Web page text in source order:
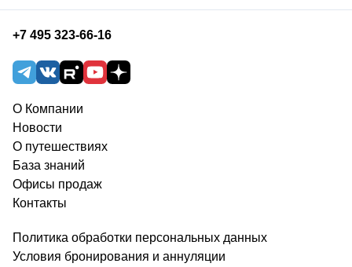
+7 495 323-66-16
О Компании
Новости
О путешествиях
База знаний
Офисы продаж
Контакты
Политика обработки персональных данных
Условия бронирования и аннуляции